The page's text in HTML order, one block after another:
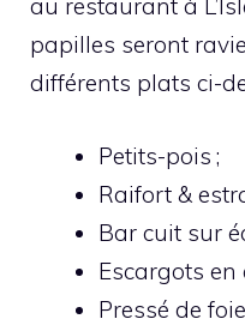
au restaurant à
papilles seront
différents plats ci-
Petits-pois ;
Raifort &
Bar cuit sur
Escargots
Pressé de